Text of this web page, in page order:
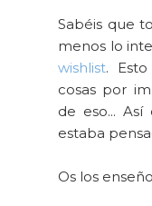
Sabéis que
menos lo
wishlist.
cosas por
de eso...
estaba
Os los